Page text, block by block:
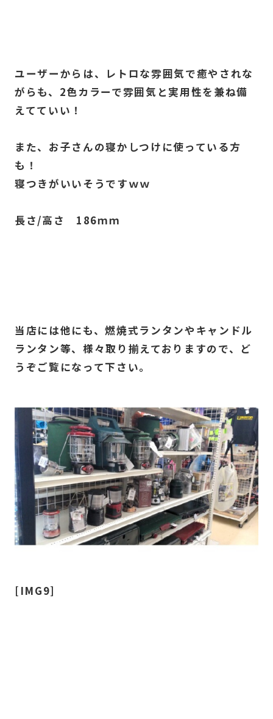
ユーザーからは、レトロな雰囲気で癒やされな
がらも、2色カラーで雰囲気と実用性を兼ね備
えてていい！
また、お子さんの寝かしつけに使っている方
も！
寝つきがいいそうですｗｗ
長さ/高さ 186ｍｍ
当店には他にも、燃焼式ランタンやキャンドル
ランタン等、様々取り揃えておりますので、ど
うぞご覧になって下さい。
[IMG9]